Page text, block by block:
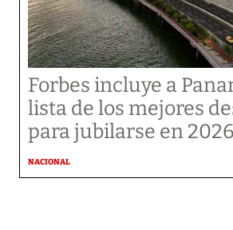
Forbes incluye a
lista de los mejores
para jubilarse en 2026
NACIONAL